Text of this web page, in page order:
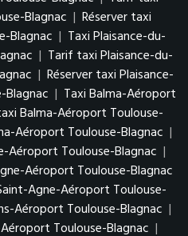
Blagnac | Réserver taxi
Blagnac | Taxi Plaisance-du-
| Tarif taxi Plaisance-du-
| Réserver taxi Plaisance-
| Taxi Balma-Aéroport
Balma-Aéroport Toulouse-
Aéroport Toulouse-Blagnac |
Aéroport Toulouse-Blagnac |
Aéroport Toulouse-Blagnac
Agne-Aéroport Toulouse-
Aéroport Toulouse-Blagnac |
Toulouse-Blagnac |